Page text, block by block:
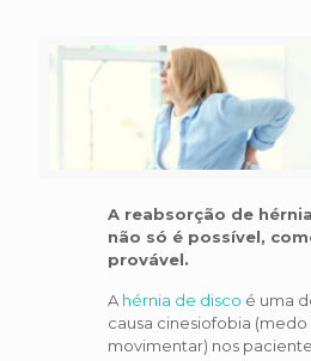
A reabsorção de
não só é possível,
provável.
A hérnia de disco é uma
causa cinesiofobia (medo
movimentar) nos